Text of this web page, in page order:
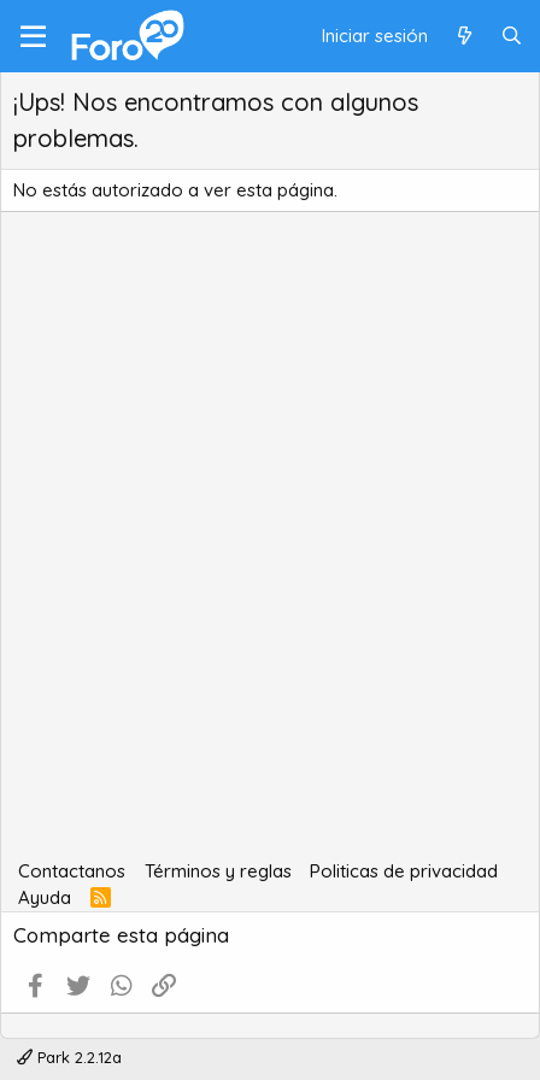
Iniciar sesión
¡Ups! Nos encontramos con algunos
problemas.
No estás autorizado a ver esta página.
Contactanos Términos y reglas
Politicas de privacidad
Ayuda
R
S
S
Comparte esta página
Facebook
Twitter WhatsApp
Park 2.2.12a